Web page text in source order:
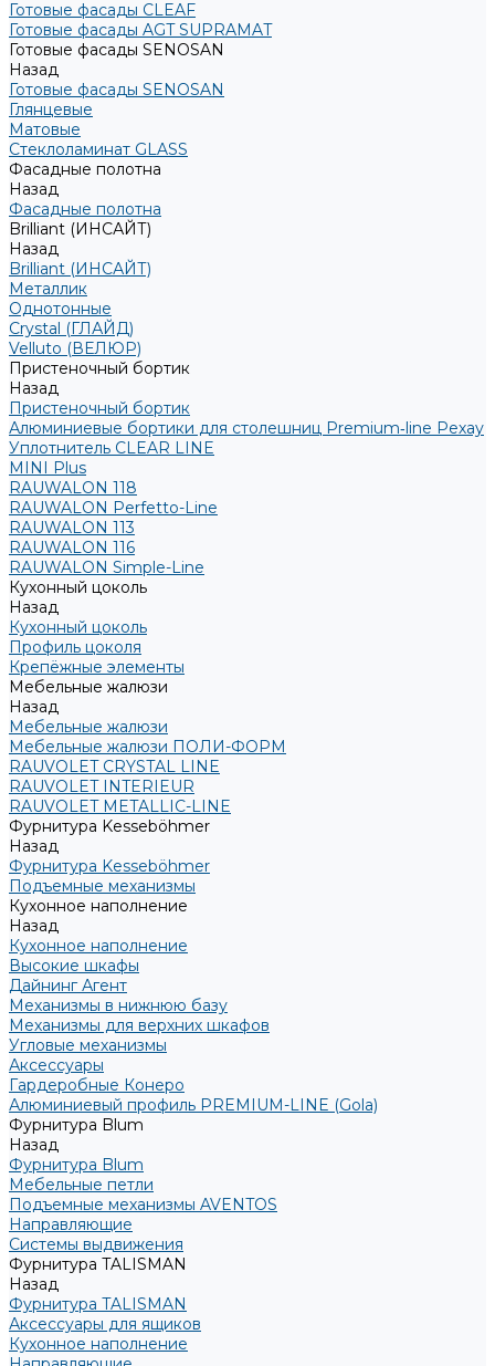
Готовые фасады CLEAF
Готовые фасады AGT SUPRAMAT
Готовые фасады SENOSAN
Назад
Готовые фасады SENOSAN
Глянцевые
Матовые
Стеклоламинат GLASS
Фасадные полотна
Назад
Фасадные полотна
Brilliant (ИНСАЙТ)
Назад
Brilliant (ИНСАЙТ)
Металлик
Однотонные
Crystal (ГЛАЙД)
Velluto (ВЕЛЮР)
Пристеночный бортик
Назад
Пристеночный бортик
Алюминиевые бортики для столешниц Premium‑line Рехау
Уплотнитель CLEAR LINE
MINI Plus
RAUWALON 118
RAUWALON Perfetto-Line
RAUWALON 113
RAUWALON 116
RAUWALON Simple-Line
Кухонный цоколь
Назад
Кухонный цоколь
Профиль цоколя
Крепёжные элементы
Мебельные жалюзи
Назад
Мебельные жалюзи
Мебельные жалюзи ПОЛИ-ФОРМ
RAUVOLET CRYSTAL LINE
RAUVOLET INTERIEUR
RAUVOLET METALLIC-LINE
Фурнитура Kesseböhmer
Назад
Фурнитура Kesseböhmer
Подъемные механизмы
Кухонное наполнение
Назад
Кухонное наполнение
Высокие шкафы
Дайнинг Агент
Механизмы в нижнюю базу
Механизмы для верхних шкафов
Угловые механизмы
Аксессуары
Гардеробные Конеро
Алюминиевый профиль PREMIUM-LINE (Gola)
Фурнитура Blum
Назад
Фурнитура Blum
Мебельные петли
Подъемные механизмы AVENTOS
Направляющие
Системы выдвижения
Фурнитура TALISMAN
Назад
Фурнитура TALISMAN
Аксессуары для ящиков
Кухонное наполнение